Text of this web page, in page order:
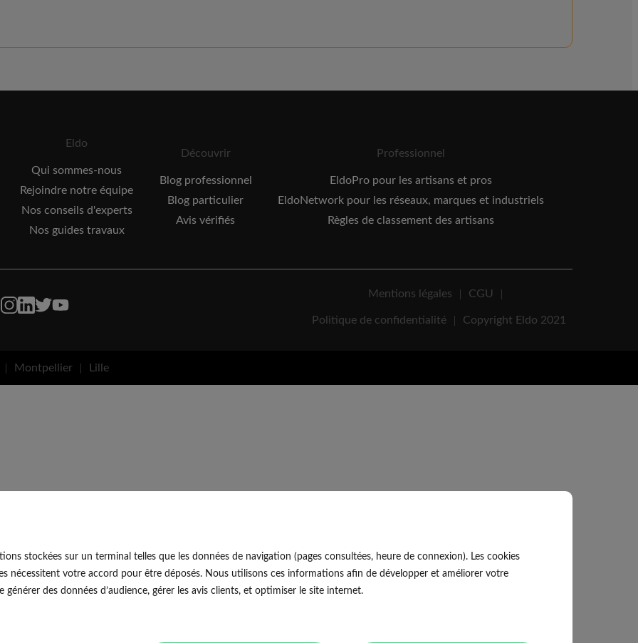
Eldo
Qui sommes-nous
Rejoindre notre équipe
Nos conseils d'experts
Nos guides travaux
Découvrir
Blog professionnel
Blog particulier
Avis vérifiés
Professionnel
EldoPro pour les artisans et pros
EldoNetwork pour les réseaux, marques et industriels
Règles de classement des artisans
Mentions légales CGU
Politique de confidentialité Copyright Eldo 2021
Montpellier Lille
stockées sur un terminal telles que les données de navigation (pages consultées, heure de connexion). Les cookies
nécessitent votre accord pour être déposés. Nous utilisons ces informations afin de développer et améliorer votre
des données d’audience, gérer les avis clients, et optimiser le site internet.